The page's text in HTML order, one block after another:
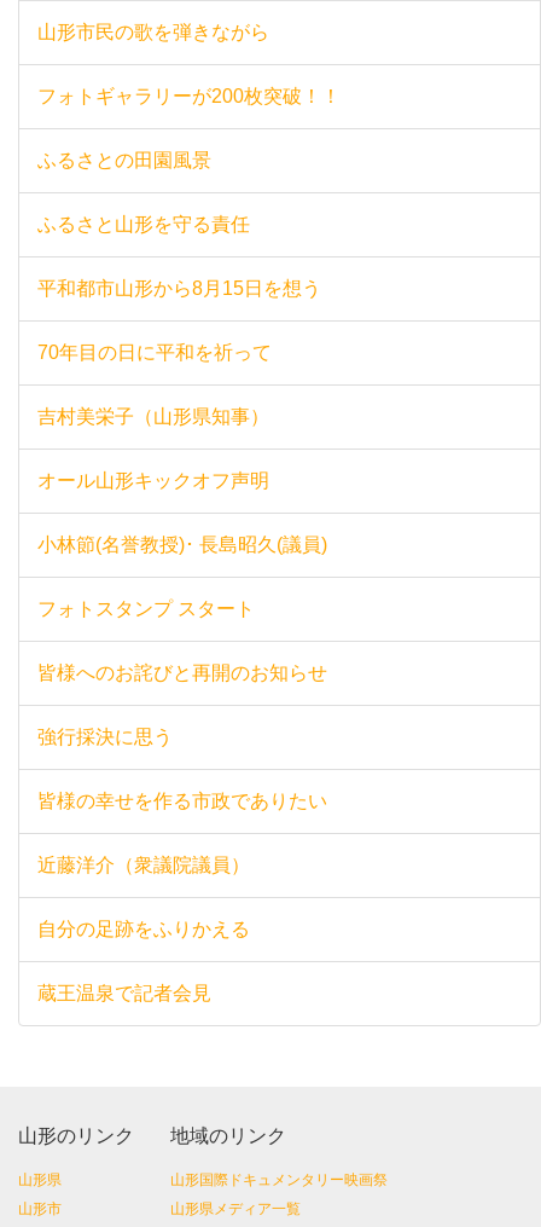
山形市民の歌を弾きながら
フォトギャラリーが200枚突破！！
ふるさとの田園風景
ふるさと山形を守る責任
平和都市山形から8月15日を想う
70年目の日に平和を祈って
吉村美栄子（山形県知事）
オール山形キックオフ声明
小林節(名誉教授)･ 長島昭久(議員)
フォトスタンプ スタート
皆様へのお詫びと再開のお知らせ
強行採決に思う
皆様の幸せを作る市政でありたい
近藤洋介（衆議院議員）
自分の足跡をふりかえる
蔵王温泉で記者会見
山形のリンク
山形県
山形市
地域のリンク
山形国際ドキュメンタリー映画祭
山形県メディア一覧